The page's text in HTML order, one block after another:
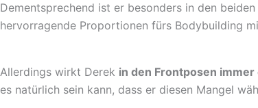
Dementsprechend ist er besonders in den
hervorragende Proportionen fürs Bodybuilding
Allerdings wirkt Derek in den Frontposen
es natürlich sein kann, dass er diesen Mangel